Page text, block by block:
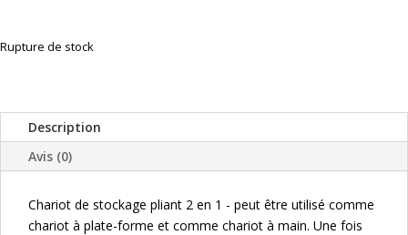
Rupture de stock
Description
Avis (0)
Chariot de stockage pliant 2 en 1 - peut être utilisé comme
chariot à plate-forme et comme chariot à main. Une fois